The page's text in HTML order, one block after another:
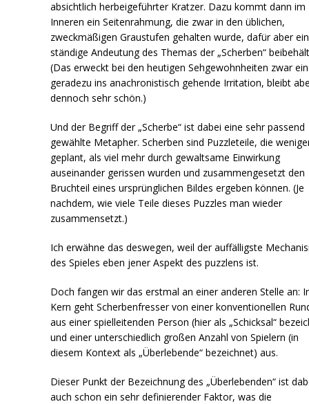
absichtlich herbeigeführter Kratzer. Dazu kommt dann im
Inneren ein Seitenrahmung, die zwar in den üblichen,
zweckmäßigen Graustufen gehalten wurde, dafür aber
ständige Andeutung des Themas der „Scherben“
(Das erweckt bei den heutigen Sehgewohnheiten zwar
geradezu ins anachronistisch gehende Irritation, bleibt
dennoch sehr schön.)
Und der Begriff der „Scherbe“ ist dabei eine sehr passend
gewählte Metapher. Scherben sind Puzzleteile, die
geplant, als viel mehr durch gewaltsame Einwirkung
auseinander gerissen wurden und zusammengesetzt den
Bruchteil eines ursprünglichen Bildes ergeben können. (Je
nachdem, wie viele Teile dieses Puzzles man wieder
zusammensetzt.)
Ich erwähne das deswegen, weil der auffälligste
des Spieles eben jener Aspekt des puzzlens ist.
Doch fangen wir das erstmal an einer anderen Stelle an:
Kern geht Scherbenfresser von einer konventionellen
aus einer spielleitenden Person (hier als „Schicksal“
und einer unterschiedlich großen Anzahl von Spielern (in
diesem Kontext als „Überlebende“ bezeichnet) aus.
Dieser Punkt der Bezeichnung des „Überlebenden“ ist
auch schon ein sehr definierender Faktor, was die